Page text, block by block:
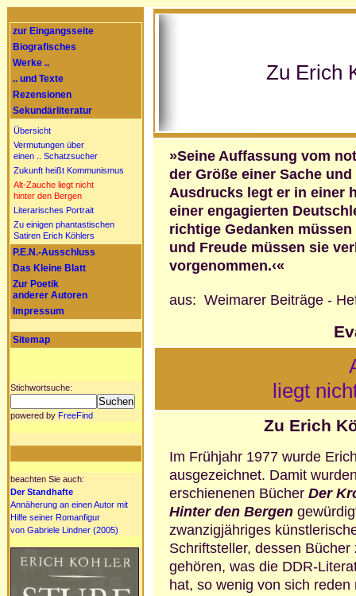
zur Eingangsseite
Biografisches
Werke ..
.. und Texte
Rezensionen
Sekundärliteratur
Übersicht
Vermutungen über
einen .. Schatzsucher
Zukunft heißt Kommunismus
Alt-Zauche liegt nicht
hinter den Bergen
Literarisches Portrait
Zu einigen phantastischen
Satiren Erich Köhlers
P.E.N.-Ausschluss
Das Kleine Blatt
Zur Poetik
anderer Autoren
Impressum
Sitemap
Stichwortsuche:
powered by FreeFind
beachten Sie auch:
Der Standhafte
Annäherung an einen Autor mit
Hilfe seiner Romanfigur
von Gabriele Lindner (2005)
Zu Erich
»Seine Auffassung vom
der Größe einer Sache
Ausdrucks legt er in einer
einer engagierten
richtige Gedanken
und Freude müssen sie
vorgenommen.‹«
aus: Weimarer Beiträge -
liegt
Zu Erich
Im Frühjahr 1977 wurde
ausge­zeichnet. Damit
erschienenen Bücher Der
Hinter den Bergen
zwanzigjähriges
Schriftsteller, dessen
gehören, was die DDR-
hat, so wenig von sich